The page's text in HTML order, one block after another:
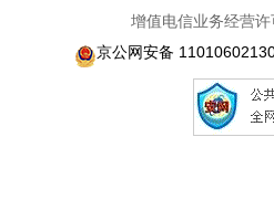
增值电信业务经营
京公网安备